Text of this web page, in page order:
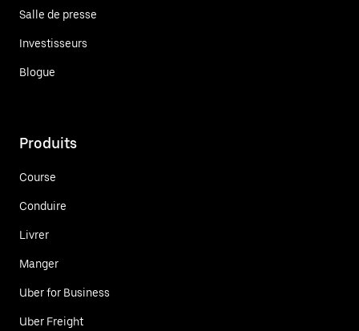
Salle de presse
Investisseurs
Blogue
Produits
Course
Conduire
Livrer
Manger
Uber for Business
Uber Freight